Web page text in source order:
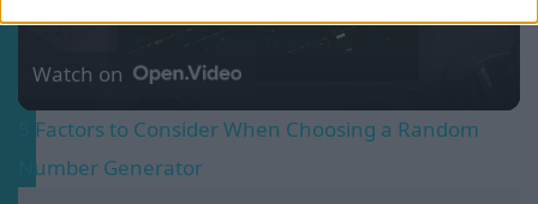
Watch on
5 Factors to Consider When Choosing a Random
Number Generator